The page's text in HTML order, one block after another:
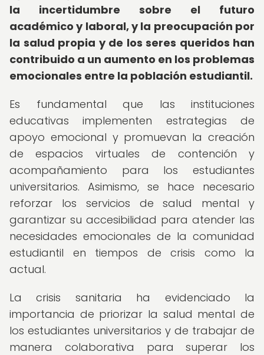
la incertidumbre sobre el futuro
académico y laboral, y la preocupación por
la salud propia y de los seres queridos han
contribuido a un aumento en los problemas
emocionales entre la población estudiantil.
Es fundamental que las instituciones
educativas implementen estrategias de
apoyo emocional y promuevan la creación
de espacios virtuales de contención y
acompañamiento para los estudiantes
universitarios. Asimismo, se hace necesario
reforzar los servicios de salud mental y
garantizar su accesibilidad para atender las
necesidades emocionales de la comunidad
estudiantil en tiempos de crisis como la
actual.
La crisis sanitaria ha evidenciado la
importancia de priorizar la salud mental de
los estudiantes universitarios y de trabajar de
manera colaborativa para superar los